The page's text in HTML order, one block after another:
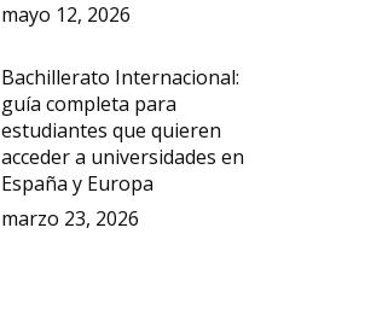
mayo 12, 2026
Bachillerato Internacional:
guía completa para
estudiantes que quieren
acceder a universidades en
España y Europa
marzo 23, 2026